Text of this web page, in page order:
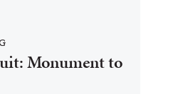
Monument to